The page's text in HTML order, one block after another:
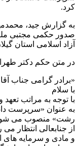
کرد.
به گزارش جید،
صدور حکمی مجتبی
آزاد اسلامی استان
در متن حکم دکتر
«برادر گرامی جناب
با سلام
با توجه به مراتب
به عنوان «سرپرست
رشت» منصوب می
از جنابعالی انتظار
و مادی و سرمایه های